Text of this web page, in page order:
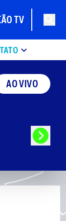
TV
AO VIVO